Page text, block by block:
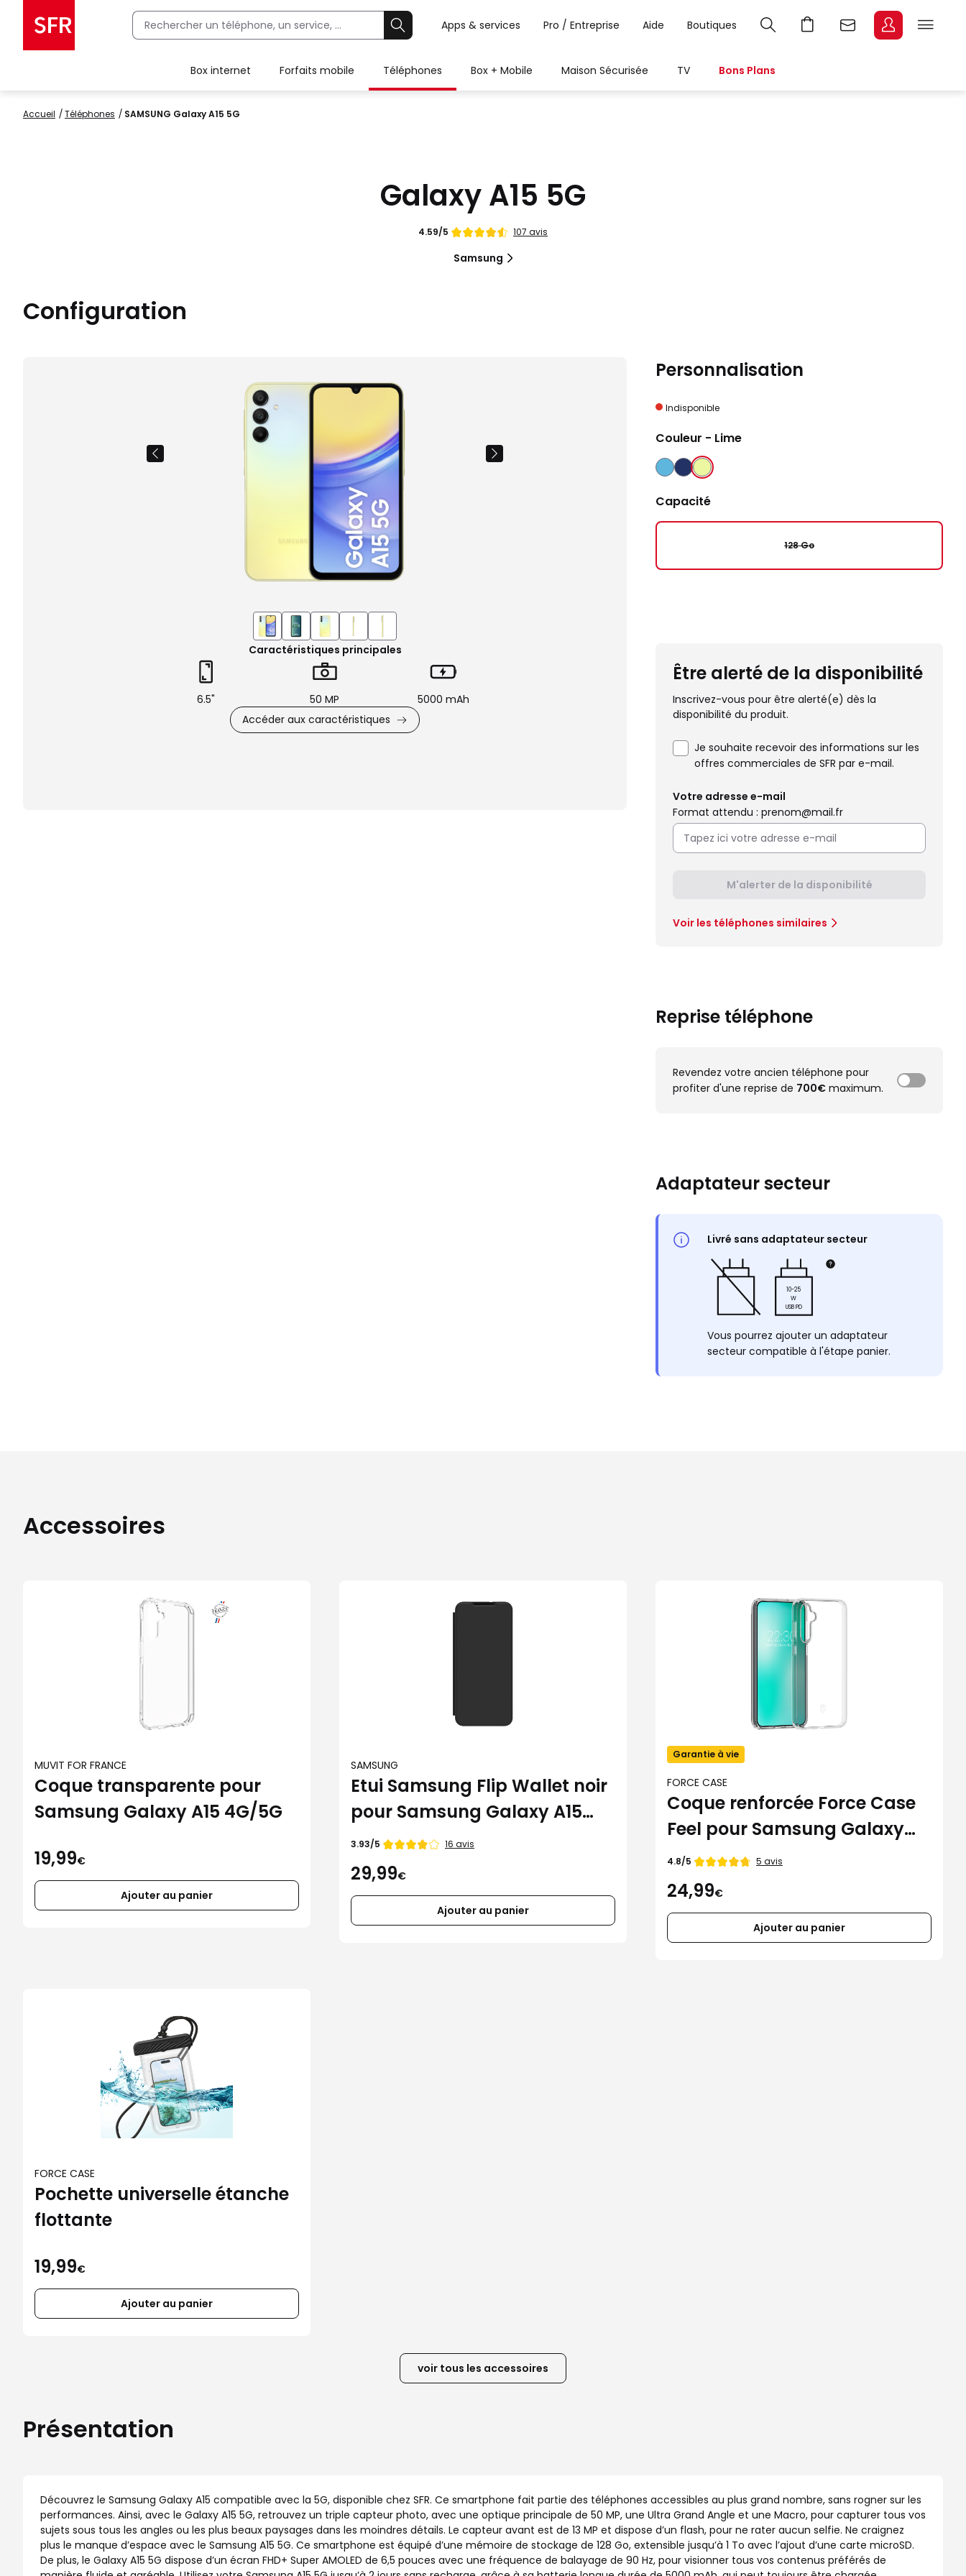
Apps & services Pro / Entreprise Aide Boutiques
Box internet Forfaits mobile Téléphones Box + Mobile Maison Sécurisée TV Bons Plans
Accueil Téléphones SAMSUNG Galaxy A15 5G
Galaxy A15 5G
Note
4.59/5 107 avis
Samsung
Configuration
Images
Caractéristiques principales
6.5" 50 MP
5000 mAh
Accéder aux caractéristiques
Personnalisation
Indisponible
Couleur - Lime
BLEU BLEU NUIT LIME
Capacité
128 Go
Être alerté de la disponibilité
Inscrivez-vous pour être alerté(e) dès la
disponibilité du produit.
Je souhaite recevoir des informations sur les
offres commerciales de SFR par e-mail.
Votre adresse e-mail
Format attendu : prenom@mail.fr
M'alerter de la disponibilité
Voir les téléphones similaires
Reprise téléphone
Revendez votre ancien téléphone pour
profiter d'une reprise de 700€ maximum.
Adaptateur secteur
Livré sans adaptateur secteur
10-25
W
USB PD
Vous pourrez ajouter un adaptateur
secteur compatible à l'étape panier.
Accessoires
MUVIT FOR FRANCE
Coque transparente pour
Samsung Galaxy A15 4G/5G
19,99€
Ajouter au panier
SAMSUNG
Etui Samsung Flip Wallet noir
pour Samsung Galaxy A15
4G/5G
Note
3.93/5 16 avis
29,99€
Ajouter au panier
Garantie à vie
FORCE CASE
Coque renforcée Force Case
Feel pour Samsung Galaxy
A15 4G/5G
Note
4.8/5 5 avis
24,99€
Ajouter au panier
FORCE CASE
Pochette universelle étanche
flottante
19,99€
Ajouter au panier
voir tous les accessoires
Présentation
Découvrez le Samsung Galaxy A15 compatible avec la 5G, disponible chez SFR. Ce smartphone fait partie des téléphones accessibles au plus grand nombre, sans rogner sur les
performances. Ainsi, avec le Galaxy A15 5G, retrouvez un triple capteur photo, avec une optique principale de 50 MP, une Ultra Grand Angle et une Macro, pour capturer tous vos
sujets sous tous les angles ou les plus beaux paysages dans les moindres détails. Le capteur avant est de 13 MP et dispose d’un flash, pour ne rater aucun selfie. Ne craignez
plus le manque d’espace avec le Samsung A15 5G. Ce smartphone est équipé d’une mémoire de stockage de 128 Go, extensible jusqu’à 1 To avec l’ajout d’une carte microSD.
De plus, le Galaxy A15 5G dispose d’un écran FHD+ Super AMOLED de 6,5 pouces avec une fréquence de balayage de 90 Hz, pour visionner tous vos contenus préférés de